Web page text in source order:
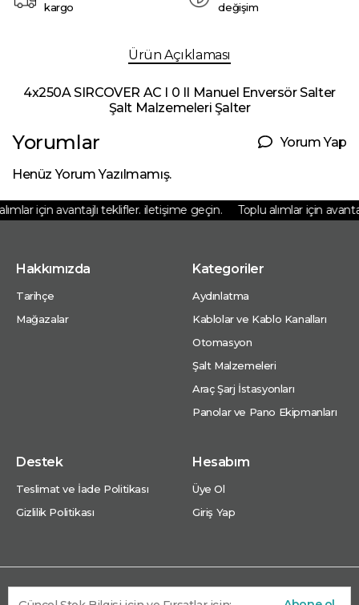
kargo
değişim
Ürün Açıklaması
4x250A SIRCOVER AC I 0 II Manuel Enversör Salter
Şalt Malzemeleri Şalter
Yorumlar Yorum Yap
Henüz Yorum Yazılmamış.
için avantajlı teklifler. iletişime geçin. Toplu alımlar için
Hakkımızda
Tarihçe
Mağazalar
Kategoriler
Aydınlatma
Kablolar ve Kablo Kanalları
Otomasyon
Şalt Malzemeleri
Araç Şarj İstasyonları
Panolar ve Pano Ekipmanları
Destek
Teslimat ve İade Politikası
Gizlilik Politikası
Hesabım
Üye Ol
Giriş Yap